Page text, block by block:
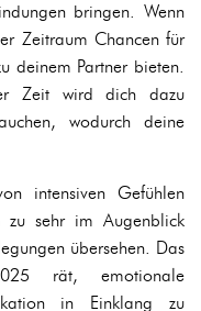
bringen. Wenn
Zeitraum Chancen für
deinem Partner bieten.
Zeit wird dich dazu
wodurch deine
intensiven Gefühlen
zu sehr im Augenblick
übersehen. Das
rät, emotionale
in Einklang zu